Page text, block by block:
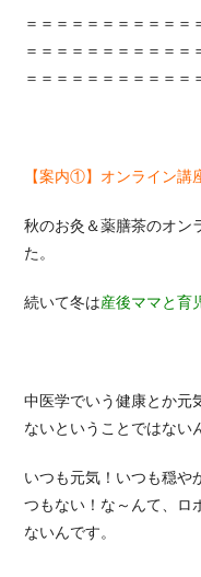
＝＝＝＝＝＝＝＝＝＝＝
＝＝＝＝＝＝＝＝＝＝＝
＝＝＝＝＝＝＝＝＝＝＝
【案内①】オンライン講
秋のお灸＆薬膳茶のオン
た。
続いて冬は産後ママと育
中医学でいう健康とか元
ないということではない
いつも元気！いつも穏や
つもない！な～んて、ロ
ないんです。